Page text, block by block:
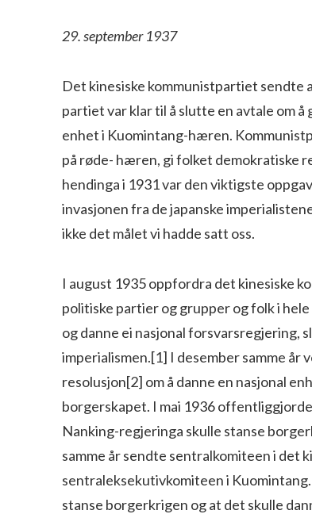
29.september1937
Det kinesiske kommunistpartiet sendte
partiet var klar til å slutte en avtale om
enhet i Kuomintang-hæren.
på røde- hæren, gi folket demokratiske
hendinga i 1931 var den viktigste
invasjonen fra de japanske
ikke det målet vi hadde satt oss.
I august 1935 oppfordra det kinesiske
politiske partier og grupper og folk i
og danne ei nasjonal forsvarsregjering,
im­perialismen.[1] I desember samme
resolusjon[2] om å danne en nasjonal
borgerskapet. I mai 1936
Nanking-regjeringa skulle stanse
sam­me år sendte sentralkomiteen i det
sentraleksekutivkomiteen i
stanse borgerkrigen og at det skulle